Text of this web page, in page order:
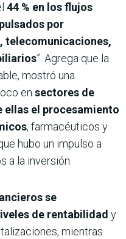
44 % en los flujos
por
telecomunicaciones,
”. Agrega que la
mostró una
en sectores de
ellas el procesamiento
, farmacéuticos y
hubo un impulso a
a la inversión.
se
de rentabilidad y
mientras